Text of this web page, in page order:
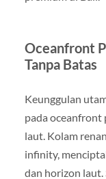
Oceanfront
Tanpa Batas
Keunggulan
pada oceanfront
laut. Kolam
infinity,
dan horizon laut.